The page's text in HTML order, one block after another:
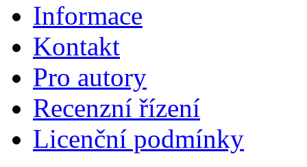
Informace
Kontakt
Pro autory
Recenzní řízení
Licenční podmínky